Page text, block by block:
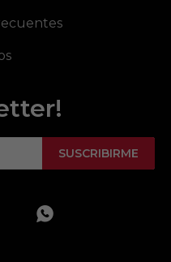
SUSCRIBIRME
